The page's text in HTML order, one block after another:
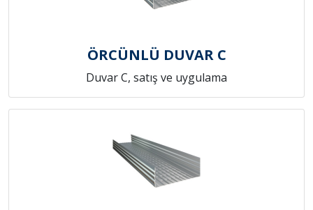
ÖRCÜNLÜ DUVAR C
Duvar C, satış ve uygulama